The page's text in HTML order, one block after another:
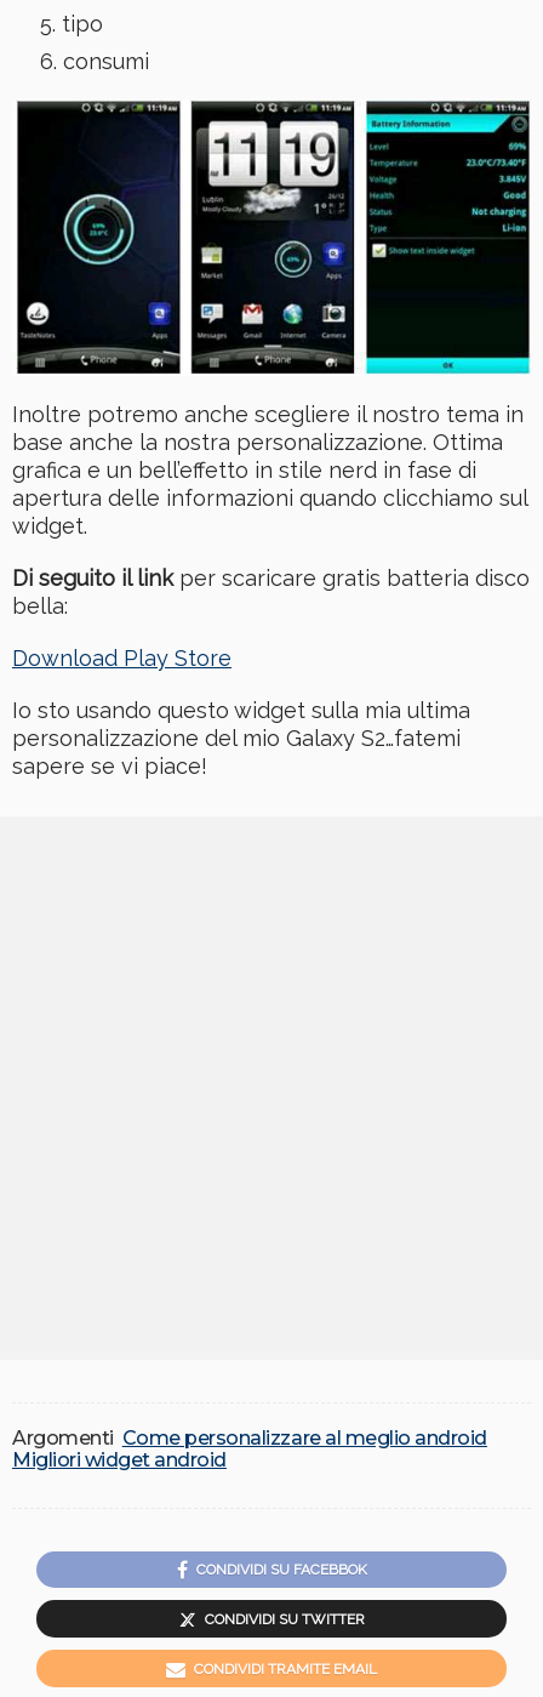
tipo
consumi
Inoltre potremo anche scegliere il nostro tema in
base anche la nostra personalizzazione. Ottima
grafica e un bell’effetto in stile nerd in fase di
apertura delle informazioni quando clicchiamo sul
widget.
Di seguito il linkper scaricare gratis batteria disco
bella:
Download Play Store
Io sto usando questo widget sulla mia ultima
personalizzazione del mio Galaxy S2…fatemi
sapere se vi piace!
Argomenti Come personalizzare al meglio android
Migliori widget android
CONDIVIDI SU FACEBBOK
CONDIVIDI SU TWITTER
CONDIVIDI TRAMITE EMAIL